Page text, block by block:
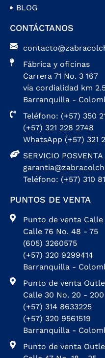
BLOG
CONTÁCTANOS
Fábrica y oficinas
Carrera 71 No. 3 167
vía cordialidad km
Barranquilla -
Teléfono: (+57) 350
(+57) 321 228 2748
WhatsApp (+57) 321
SERVICIO POSVENTA
Teléfono: (+57) 310
PUNTOS DE VENTA
Punto de venta Calle
Calle 76 No. 48 - 75
(605) 3260575
(+57) 320 9299414
Barranquilla -
Punto de venta
Calle 30 No. 20 - 200
(+57) 314 8633225
(+57) 320 9561519
Barranquilla -
Punto de venta